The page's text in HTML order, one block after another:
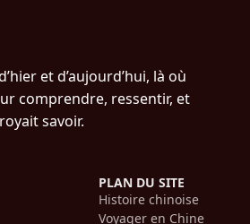
et d’aujourd’hui, là où
comprendre, ressentir, et
savoir.
PLAN DU SITE
Histoire chinoise
Voyager en Chine